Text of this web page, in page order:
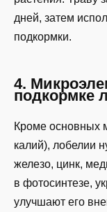
дней, затем
подкормки.
4.
подкормке
Кроме основных
калий), лобелии
железо, цинк,
в фотосинтезе,
улучшают его